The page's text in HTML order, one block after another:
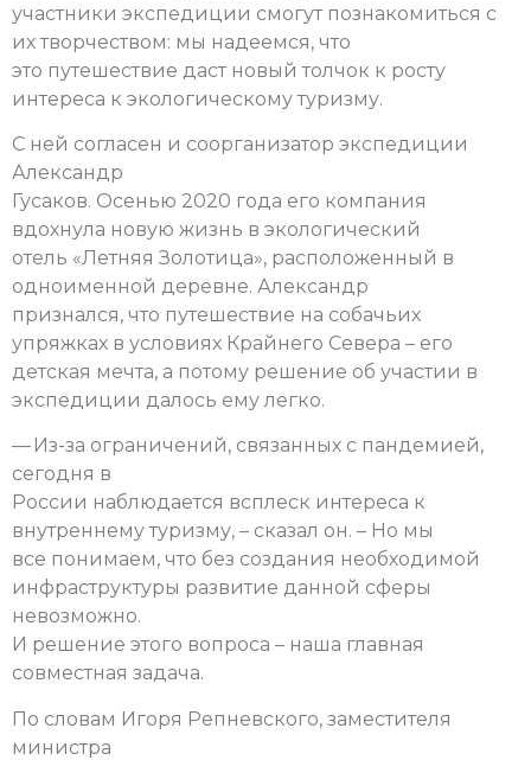
участники экспедиции смогут познакомиться с
их творчеством: мы надеемся, что
это путешествие даст новый толчок к росту
интереса к экологическому туризму.
С ней согласен и соорганизатор экспедиции
Александр
Гусаков. Осенью 2020 года его компания
вдохнула новую жизнь в экологический
отель «Летняя Золотица», расположенный в
одноименной деревне. Александр
признался, что путешествие на собачьих
упряжках в условиях Крайнего Севера – его
детская мечта, а потому решение об участии в
экспедиции далось ему легко.
— Из-за ограничений, связанных с пандемией,
сегодня в
России наблюдается всплеск интереса к
внутреннему туризму, – сказал он. – Но мы
все понимаем, что без создания необходимой
инфраструктуры развитие данной сферы
невозможно.
И решение этого вопроса – наша главная
совместная задача.
По словам Игоря Репневского, заместителя
министра